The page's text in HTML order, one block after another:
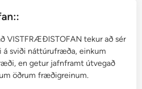
VISTFRÆÐISTOFAN tekur að sér
á sviði náttúrufræða, einkum
en getur jafnframt útvegað
öðrum fræðigreinum.